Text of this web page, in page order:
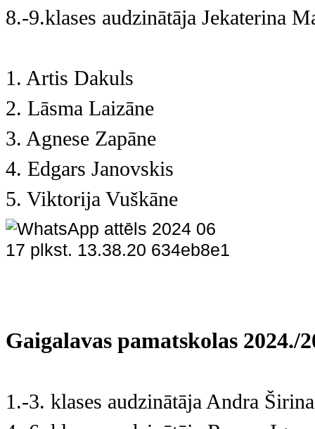
8.-9.klases audzinātāja Jekaterina
1. Artis Dakuls
2. Lāsma Laizāne
3. Agnese Zapāne
4. Edgars Janovskis
5. Viktorija Vuškāne
Gaigalavas pamatskolas 2024./
1.-3. klases audzinātāja Andra Širina